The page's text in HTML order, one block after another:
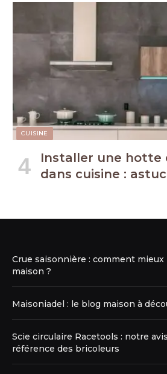
CUISINE
Installer une hotte
dans cuisine :
Crue saisonnière : comment
maison ?
Maisoniadel : le blog maison à
Scie circulaire Racetools : notre
référence des bricoleurs